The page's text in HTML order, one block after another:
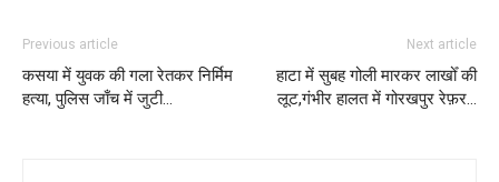
Previous article
कसया में युवक की गला रेतकर निर्मिम
हत्या, पुलिस जाँच में जुटी…
Next article
हाटा में सुबह गोली मारकर लाखोँ की
लूट,गंभीर हालत में गोरखपुर रेफ़र…